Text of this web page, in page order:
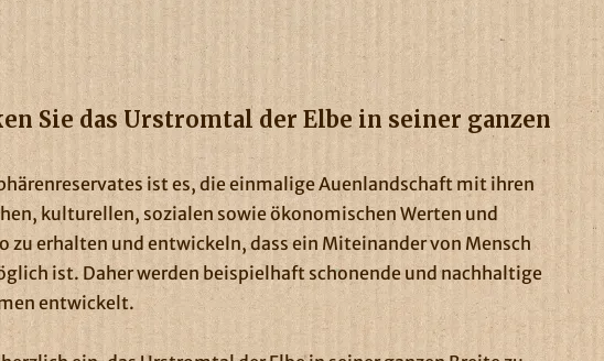
Sie das Urstromtal der Elbe in seiner ganzen
ist es, die einmalige Auenlandschaft mit ihren
kulturellen, sozialen sowie ökonomischen Werten und
zu erhalten und entwickeln, dass ein Miteinander von Mensch
ist. Daher werden beispielhaft schonende und nachhaltige
entwickelt.